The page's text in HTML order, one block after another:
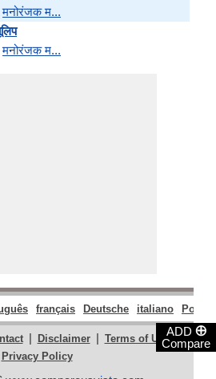
ADD ⊕
Compare
मनोरंजक म...
मनोरंजक म...
français Deutsche italiano
| Disclaimer | Terms of Use |
Privacy Policy